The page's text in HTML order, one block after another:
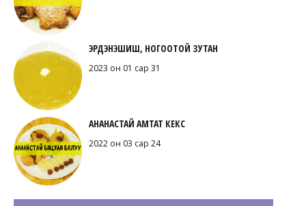
ЭРДЭНЭШИШ, НОГООТОЙ ЗУТАН
2023 он 01 сар 31
АНАНАСТАЙ АМТАТ КЕКС
2022 он 03 сар 24